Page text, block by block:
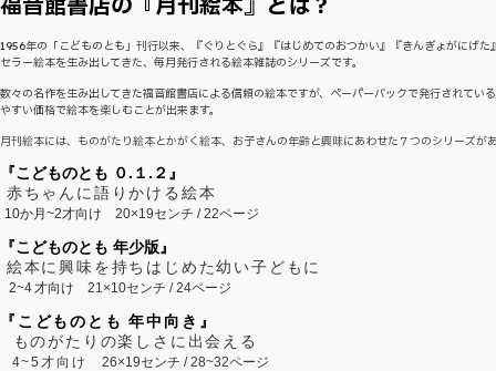
1956年の「こどものとも」刊行以来、『ぐりとぐら』『はじめてのおつかい』『きんぎょがにげた
セラー絵本を生み出してきた、毎月発行される絵本雑誌のシリーズです。
数々の名作を生み出してきた福音館書店による信頼の絵本ですが、ペーパーバックで発行されてい
やすい価格で絵本を楽しむことが出来ます。
月刊絵本には、ものがたり絵本とかがく絵本、お子さんの年齢と興味にあわせた７つのシリーズが
『こどものとも ０.１.２』
赤ちゃんに語りかける絵本
10か月~2才向け 20×19センチ / 22ページ
『こどものとも 年少版』
絵本に興味を持ちはじめた幼い子どもに
2~4才向け 21×10センチ / 24ページ
『こどものとも 年中向き』
ものがたりの楽しさに出会える
4~5才向け26×19センチ / 28~32ページ